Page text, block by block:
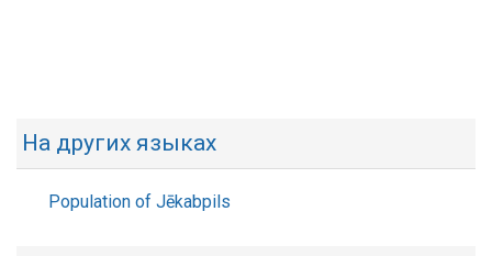
На других языках
Population of Jēkabpils